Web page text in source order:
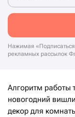
Нажимая
рекламных рассылок
Алгоритм работы
новогодний
декор для